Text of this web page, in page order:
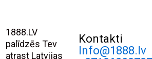
1888.LV
palīdzēs Tev
atrast Latvijas
Kontakti
Info@1888.lv